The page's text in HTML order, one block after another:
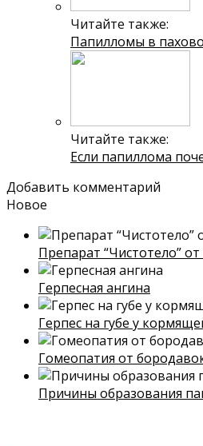
Читайте также:
Папилломы в
Читайте также:
Если папиллома
Добавить комментарий
Новое
Препарат “Чистотело”
Герпесная ангина
Герпес на губе у
Гомеопатия от
Причины образования